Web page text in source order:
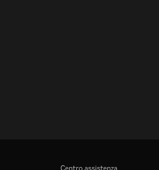
Centro assistenza